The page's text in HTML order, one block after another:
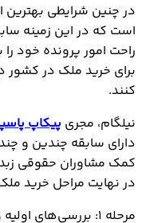
در چنین شرایطی بهترین
است که در این زمینه
راحت امور پرونده خود
برای خرید ملک در کشور
کنند.
نیلگام، مجری پیکاپ
دارای سابقه چندین و
کمک مشاوران حقوقی
در نهایت مراحل خرید
مرحله ۱: بررسی‌های اولیه و انتخاب ملک